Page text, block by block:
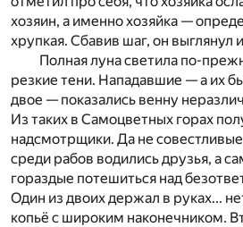
хозяин, а именно хозяйка —
хрупкая. Сбавив шаг, он выглянул
Полная луна светила по-
резкие тени. Нападавшие — а их
двое — показались венну
Из таких в Самоцветных горах
надсмотрщики. Да не
среди рабов водились друзья, а
гораздые потешиться над
Один из двоих держал в руках...
копьё с широким наконечником.